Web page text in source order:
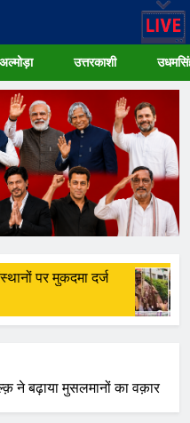
अल्मोड़ा उत्तरकाशी
पर मुकदमा दर्ज
ने बढ़ाया मुसलमानों का वक़ार